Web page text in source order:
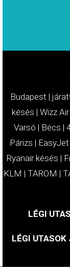
Budapest |
késés | Wizz
Varsó | Bécs |
Párizs | EasyJet
Ryanair késés |
KLM | TAROM |
LÉGI
LÉGI UTASOK